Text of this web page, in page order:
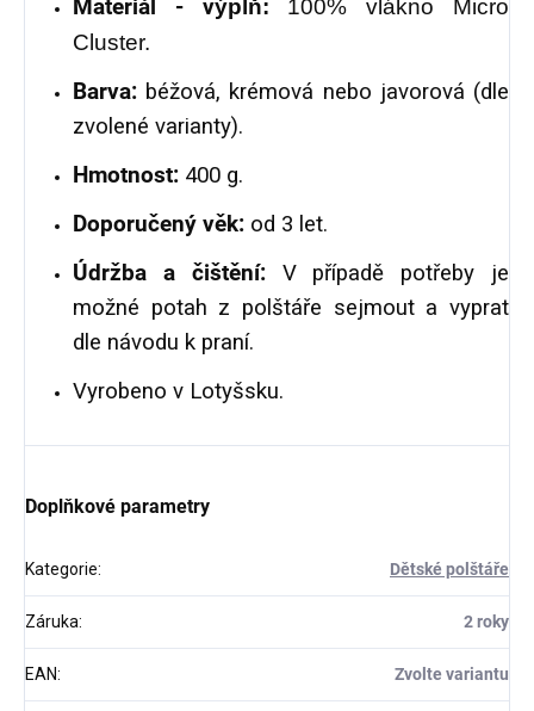
Materiál - výplň: 100% vlákno Micro
Cluster.
Barva: béžová, krémová nebo javorová (dle
zvolené varianty).
Hmotnost: 400 g.
Doporučený věk: od 3 let.
Údržba a čištění:V případě potřeby je
možné potah z polštáře sejmout a vyprat
dle návodu k praní.
Vyrobeno v Lotyšsku.
Doplňkové parametry
Kategorie: Dětské polštáře
Záruka: 2 roky
EAN: Zvolte variantu